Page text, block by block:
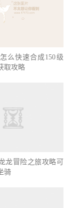
么快速合成150级
取攻略
龙冒险之旅攻略可
骑